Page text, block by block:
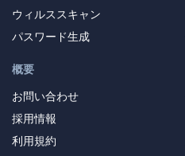
概要
お問い合わせ
採用情報
利用規約
ウィルススキャン
パスワード生成